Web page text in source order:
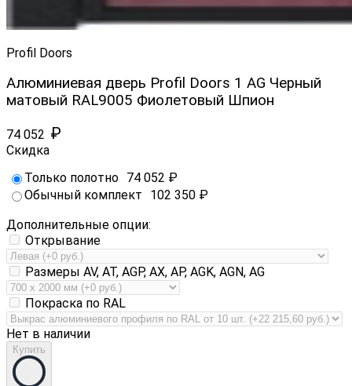
Profil Doors
Алюминиевая дверь Profil Doors 1 AG Черный
матовый RAL9005 Фиолетовый Шпион
74 052 ₽
Скидка
Только полотно 74 052 ₽
Обычный комплект
102 350 ₽
Дополнительные опции:
Открывание
Размеры AV, AT, AGP, AX, AP, AGK, AGN, AG
Покраска по RAL
Нет в наличии
Купить